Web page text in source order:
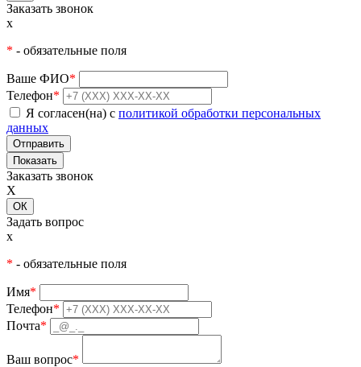
Заказать звонок
x
* - обязательные поля
Ваше ФИО*
Телефон*
Я согласен(на) с политикой обработки персональных
данных
Показать
Заказать звонок
X
ОК
Задать вопрос
x
* - обязательные поля
Имя*
Телефон*
Почта*
Ваш вопрос*